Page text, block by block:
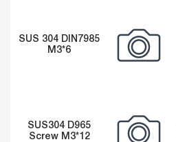
SUS 304 DIN7985
M3*6
SUS304 D965
Screw M3*12